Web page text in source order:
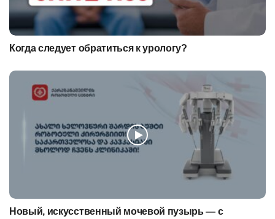
Когда следует обратиться к урологу?
Новый, искусственный мочевой пузырь — с